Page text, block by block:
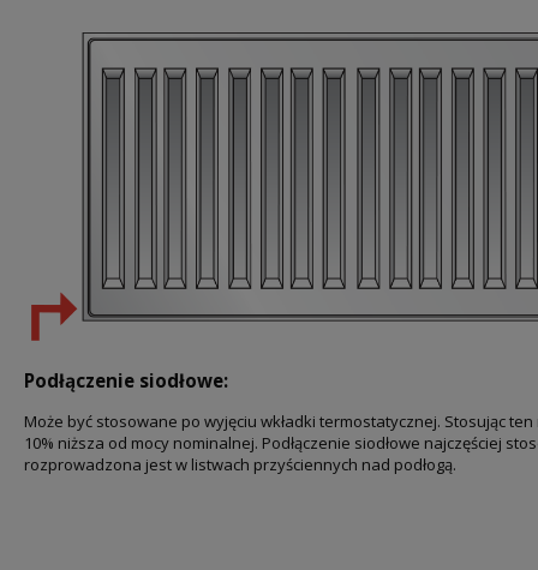
Podłączenie siodłowe:
Może być stosowane po wyjęciu wkładki termostatycznej. Stosując
10% niższa od mocy nominalnej. Podłączenie siodłowe najczęściej
rozprowadzona jest w listwach przyściennych nad podłogą.